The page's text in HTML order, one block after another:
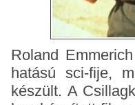
Roland
hatású sci-fije,
készült. A